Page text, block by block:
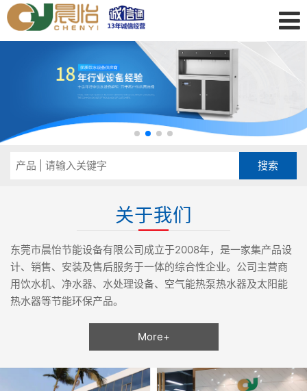
关于我们
东莞市晨怡节能设备有限公司成立于2008年，是一家集产品设
计、销售、安装及售后服务于一体的综合性企业。公司主营商
用饮水机、净水器、水处理设备、空气能热泵热水器及太阳能
热水器等节能环保产品。
More+